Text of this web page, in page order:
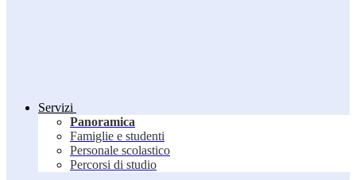
Servizi
Panoramica
Famiglie e studenti
Personale scolastico
Percorsi di studio